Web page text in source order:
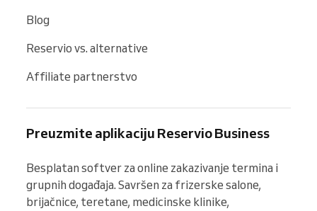
Blog
Reservio vs. alternative
Affiliate partnerstvo
Preuzmite aplikaciju Reservio Business
Besplatan softver za online zakazivanje termina i
grupnih događaja. Savršen za frizerske salone,
brijačnice, teretane, medicinske klinike,